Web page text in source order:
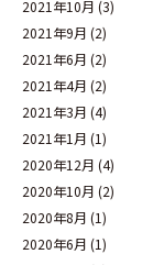
2021年10月 (3)
2021年9月 (2)
2021年6月 (2)
2021年4月 (2)
2021年3月 (4)
2021年1月 (1)
2020年12月 (4)
2020年10月 (2)
2020年8月 (1)
2020年6月 (1)